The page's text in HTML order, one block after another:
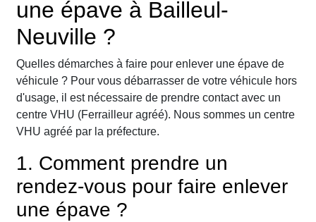
une épave à Bailleul-
Neuville ?
Quelles démarches à faire pour enlever une épave de
véhicule ? Pour vous débarrasser de votre véhicule hors
d'usage, il est nécessaire de prendre contact avec un
centre VHU (Ferrailleur agréé). Nous sommes un centre
VHU agréé par la préfecture.
1. Comment prendre un
rendez-vous pour faire enlever
une épave ?